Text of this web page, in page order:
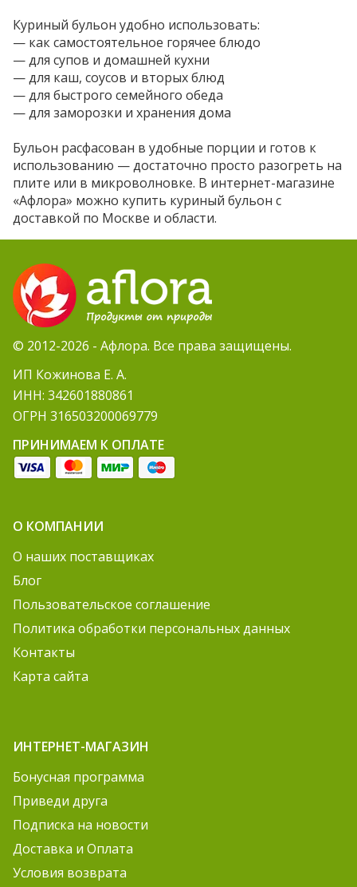
Куриный бульон удобно использовать:
— как самостоятельное горячее блюдо
— для супов и домашней кухни
— для каш, соусов и вторых блюд
— для быстрого семейного обеда
— для заморозки и хранения дома
Бульон расфасован в удобные порции и готов к
использованию — достаточно просто разогреть на
плите или в микроволновке. В интернет-магазине
«Афлора» можно купить куриный бульон с
доставкой по Москве и области.
© 2012-2026 - Афлора. Все права защищены.
ИП Кожинова Е. А.
ИНН: 342601880861
ОГРН 316503200069779
ПРИНИМАЕМ К ОПЛАТЕ
О КОМПАНИИ
О наших поставщиках
Блог
Пользовательское соглашение
Политика обработки персональных данных
Контакты
Карта сайта
ИНТЕРНЕТ-МАГАЗИН
Бонусная программа
Приведи друга
Подписка на новости
Доставка и Оплата
Условия возврата